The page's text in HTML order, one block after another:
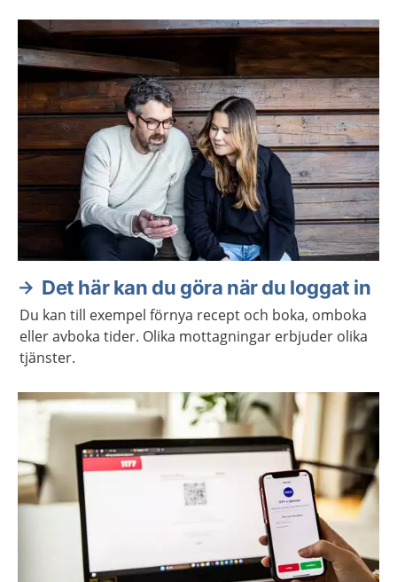
Det här kan du göra när du loggat in
Du kan till exempel förnya recept och boka, omboka
eller avboka tider. Olika mottagningar erbjuder olika
tjänster.